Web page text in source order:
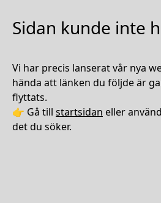
Sidan kunde inte
Vi har precis lanserat vår nya
hända att länken du följde är
flyttats.
👉 Gå till startsidan eller
det du söker.